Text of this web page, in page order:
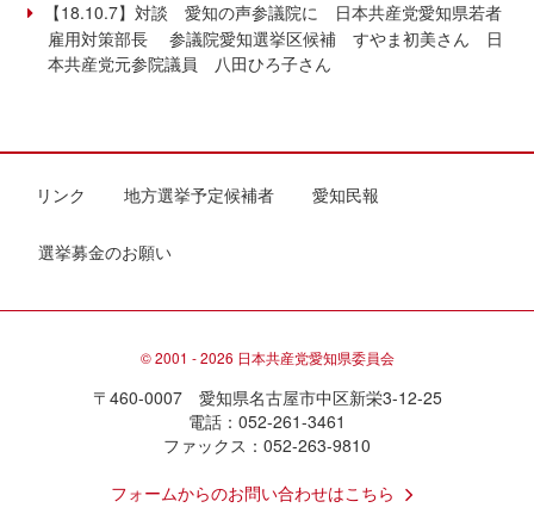
【18.10.7】対談 愛知の声参議院に 日本共産党愛知県若者
雇用対策部長 参議院愛知選挙区候補 すやま初美さん 日
本共産党元参院議員 八田ひろ子さん
リンク 地方選挙予定候補者 愛知民報
選挙募金のお願い
© 2001 - 2026 日本共産党愛知県委員会
〒460-0007 愛知県名古屋市中区新栄3-12-25
電話：052-261-3461
ファックス：052-263-9810
フォームからのお問い合わせはこちら